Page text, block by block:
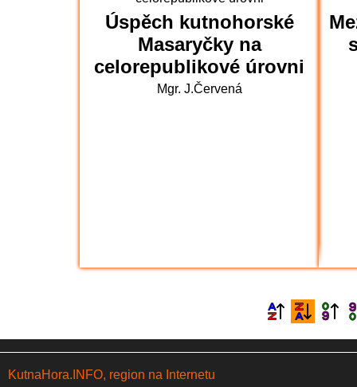
6.A na výletě v Hradci Králové
Sportovali i nesportovci (6.B)
Olympijský den pátý - bronz z
Úspěch kutnohorské
Masaryčky na
celorepublikové úrovni
Mgr. J.Červená
KutnaHora.INFO, region na Internetu